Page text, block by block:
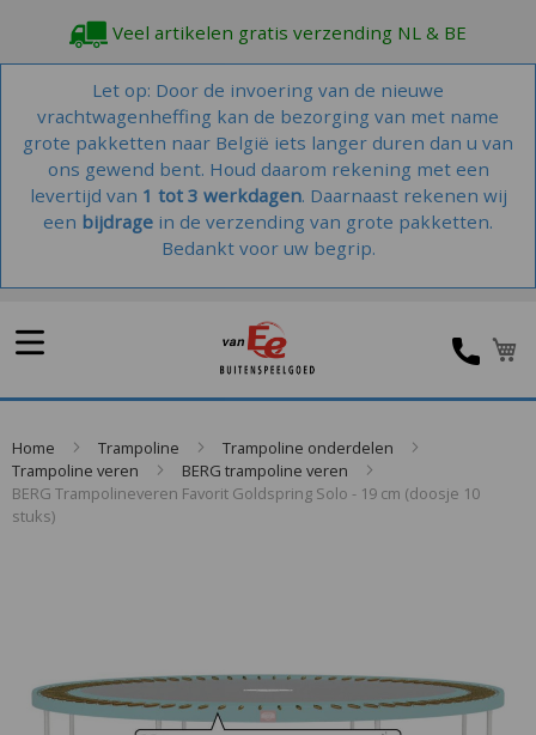
Veel artikelen gratis verzending NL & BE
Let op: Door de invoering van de nieuwe
vrachtwagenheffing kan de bezorging van met name
grote pakketten naar België iets langer duren dan u van
ons gewend bent. Houd daarom rekening met een
levertijd van 1 tot 3 werkdagen. Daarnaast rekenen wij
een bijdrage in de verzending van grote pakketten.
Bedankt voor uw begrip.
Home Trampoline
Trampoline onderdelen
Trampoline veren
BERG trampoline veren
BERG Trampolineveren Favorit Goldspring Solo - 19 cm (doosje 10
stuks)
the
images